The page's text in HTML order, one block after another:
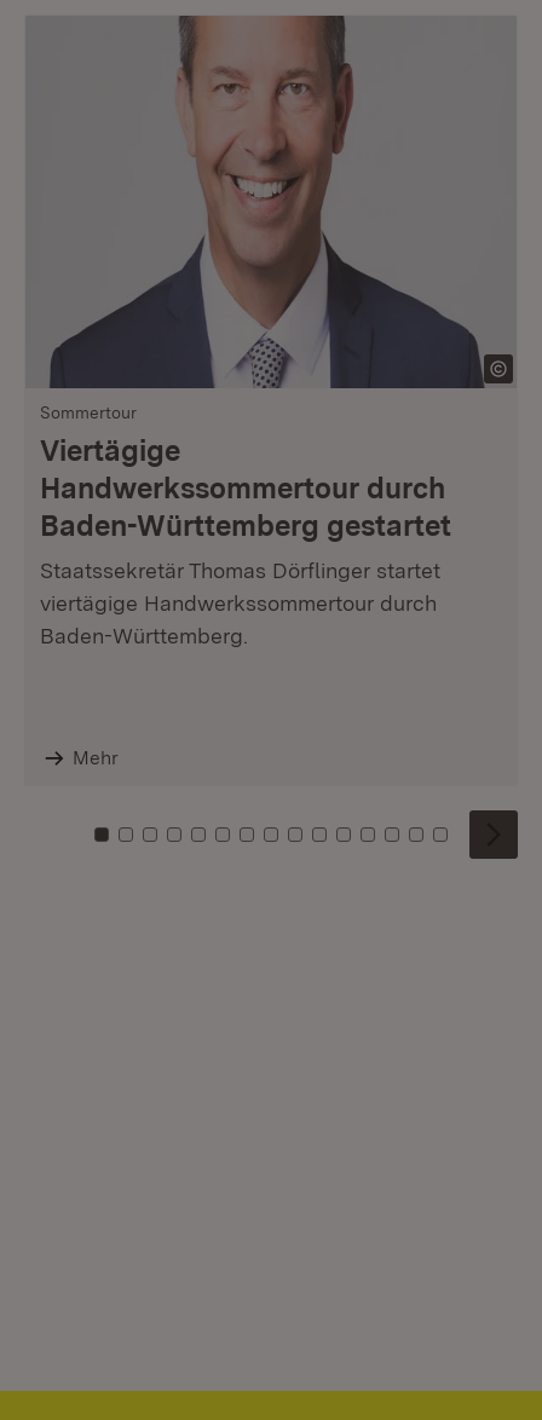
Sommertour
Viertägige
Handwerkssommertour durch
Baden-Württemberg gestartet
Staatssekretär Thomas Dörflinger startet
viertägige Handwerkssommertour durch
Baden-Württemberg.
Mehr
Zu Kachel: 0
Zu Kachel: 1
Zu Kachel: 2
Zu Kachel: 3
Zu Kachel: 4
Zu Kachel: 5
Zu Kachel: 6
Zu Kachel: 7
Zu Kachel: 8
Zu Kachel: 9
Zu Kachel: 10
Zu Kachel: 11
Zu Kachel: 12
Zu Kachel:
Zu